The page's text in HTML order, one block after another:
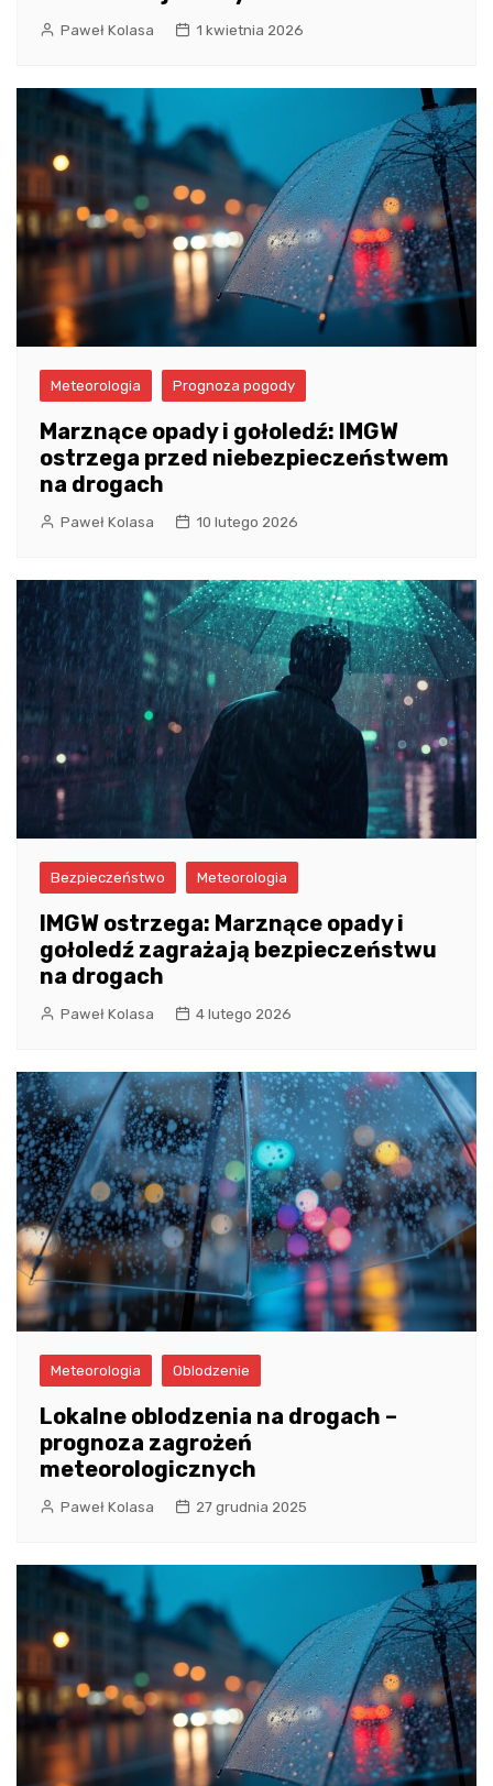
Paweł Kolasa 1 kwietnia 2026
Meteorologia Prognoza pogody
Marznące opady i gołoledź: IMGW
ostrzega przed niebezpieczeństwem
na drogach
Paweł Kolasa 10 lutego 2026
Bezpieczeństwo Meteorologia
IMGW ostrzega: Marznące opady i
gołoledź zagrażają bezpieczeństwu
na drogach
Paweł Kolasa 4 lutego 2026
Meteorologia Oblodzenie
Lokalne oblodzenia na drogach –
prognoza zagrożeń
meteorologicznych
Paweł Kolasa 27 grudnia 2025